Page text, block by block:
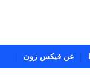
عن فيكس زون